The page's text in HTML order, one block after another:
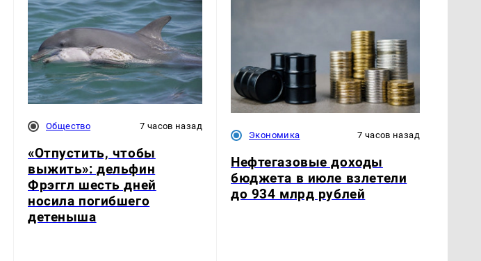
Общество 7 часов назад
«Отпустить, чтобы
выжить»: дельфин
Фрэггл шесть дней
носила погибшего
детеныша
Экономика 7 часов назад
Нефтегазовые доходы
бюджета в июле взлетели
до 934 млрд рублей